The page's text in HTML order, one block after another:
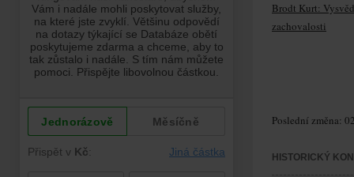
Brodt Kurt:
zachovalosti
Poslední změna:
HISTORICKÝ